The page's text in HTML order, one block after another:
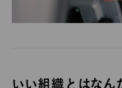
いい組織とはなん